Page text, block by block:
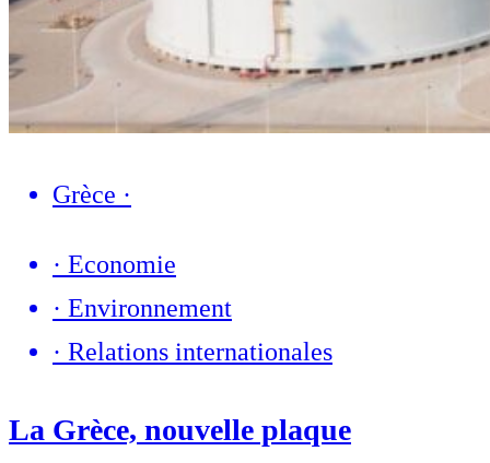
Grèce ·
· Economie
· Environnement
· Relations internationales
La Grèce, nouvelle plaque